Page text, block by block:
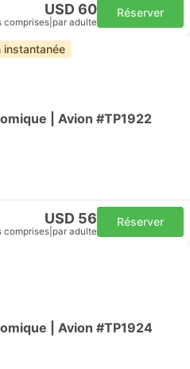
USD 60
comprises par adulte
Réserver
instantanée
| Avion #TP1922
USD 56
comprises par adulte
Réserver
| Avion #TP1924